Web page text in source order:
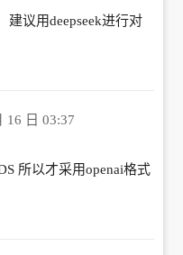
建议用deepseek进行对
16 日 03:37
所以才采用openai格式